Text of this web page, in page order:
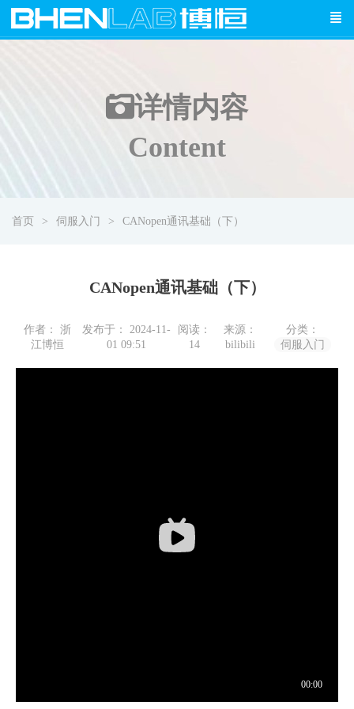
详情内容
Content
首页 伺服入门 CANopen通讯基础（下）
CANopen通讯基础（下）
作者： 浙
江博恒
发布于： 2024-11-
01 09:51
阅读：
14
来源：
bilibili
分类：
伺服入门